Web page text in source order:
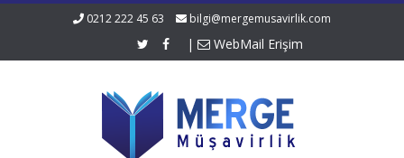
0212 222 45 63 bilgi@mergemusavirlik.com
| WebMail Erişim